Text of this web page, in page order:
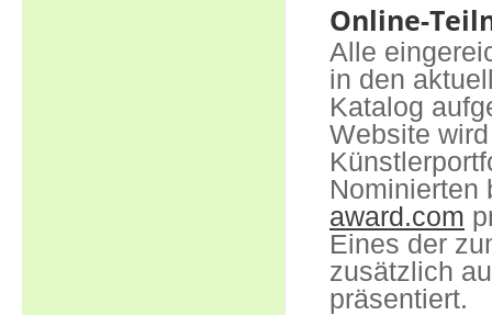
Online-
Alle
in den
Katalog
Website
Nominierten
award.com
Eines der
zusätzlich
präsentiert.